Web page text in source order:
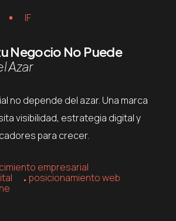
IF
Negocio No Puede
Azar
no depende del azar. Una marca
visibilidad, estrategia digital y
para crecer.
empresarial
posicionamiento web